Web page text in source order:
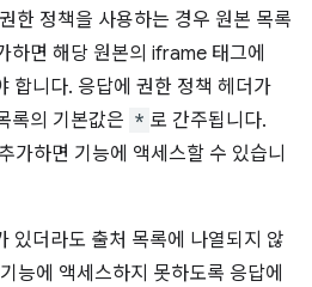
한 정책을 사용하는 경우 원본 목록
하면 해당 원본의 iframe 태그에
합니다. 응답에 권한 정책 헤더가
록의 기본값은 * 로 간주됩니다.
가하면 기능에 액세스할 수 있습니
있더라도 출처 목록에 나열되지 않
능에 액세스하지 못하도록 응답에